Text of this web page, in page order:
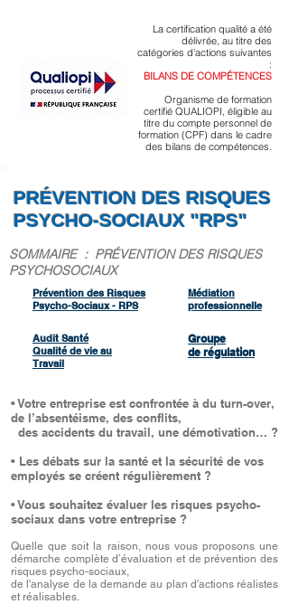
La certification qualité a été
délivrée, au titre des
catégories d'actions suivantes
:
BILANS DE COMPÉTENCES
Organisme de formation
certifié QUALIOPI, éligible au
titre du compte personnel de
formation (CPF) dans le cadre
des bilans de compétences.
PRÉVENTION DES RISQUES
PSYCHO-SOCIAUX "RPS"
SOMMAIRE : PRÉVENTION DES RISQUES
PSYCHOSOCIAUX
Prévention des Risques
Psycho-Sociaux - RPS
Médiation
professionnelle
Audit Santé
Qualité de vie au
Travail
Groupe
de régulation
• Votre entreprise est confrontée à du turn-over,
de l’absentéisme, des conflits,
des accidents du travail, une démotivation… ?
• Les débats sur la santé et la sécurité de vos
employés se créent régulièrement ?
• Vous souhaitez évaluer les risques psycho-
sociaux dans votre entreprise ?
Quelle que soit la raison, nous vous proposons une
démarche complète d’évaluation et de prévention des
risques psycho-sociaux,
de l'analyse de la demande au plan d'actions réalistes
et réalisables.